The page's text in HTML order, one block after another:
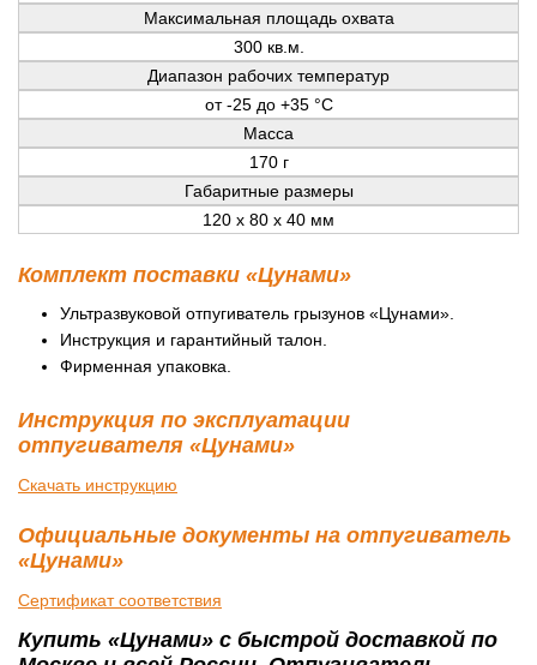
Максимальная площадь охвата
300 кв.м.
Диапазон рабочих температур
от -25 до +35 °С
Масса
170 г
Габаритные размеры
120 х 80 х 40 мм
Комплект поставки «Цунами»
Ультразвуковой отпугиватель грызунов «Цунами».
Инструкция и гарантийный талон.
Фирменная упаковка.
Инструкция по эксплуатации
отпугивателя «Цунами»
Скачать инструкцию
Официальные документы на отпугиватель
«Цунами»
Сертификат соответствия
Купить «Цунами» с быстрой доставкой по